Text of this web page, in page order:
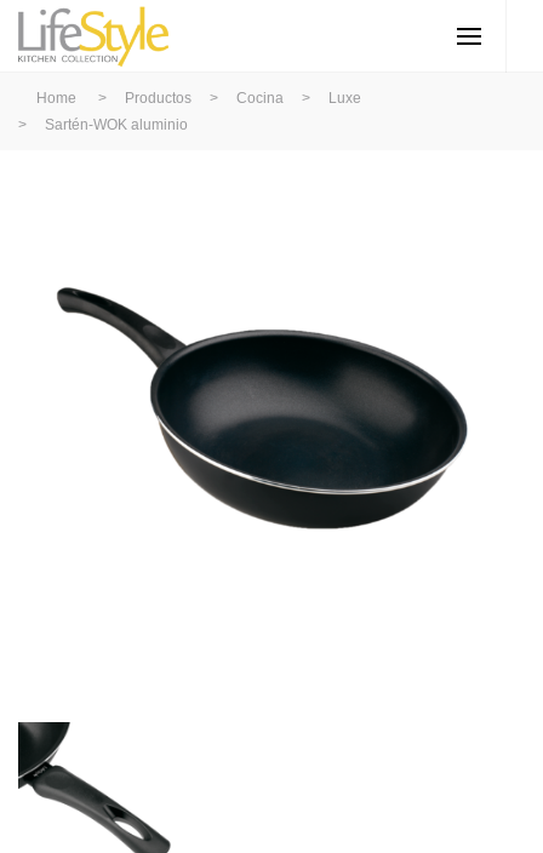
Home > Productos > Cocina >
Luxe
>
Sartén-WOK aluminio